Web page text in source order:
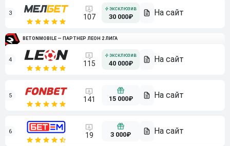
3 107 30 000₽
BETONMOBILE — ПАРТНЕР ЛЕОН 2 ЛИГА
4 115 40 000₽
5 141 15 000₽
6 19 3 000₽